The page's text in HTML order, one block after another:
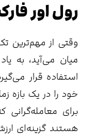
رول اور
وقتی از مهم‌ترین
میان می‌آید، به
استفاده قرار
خود را در یک بازه
برای
هستند گزینه‌ای